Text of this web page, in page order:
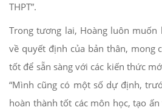
THPT”.
Trong tương lai, Hoàng luôn muốn
về quyết định của bản thân, mong
tốt để sẵn sàng với các kiến thức
“Mình cũng có một số dự định,
hoàn thành tốt các môn học, tạo